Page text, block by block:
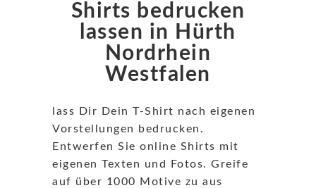
Shirts bedrucken
lassen in Hürth
Nordrhein
Westfalen
lass Dir Dein T-Shirt nach eigenen
Vorstellungen bedrucken.
Entwerfen Sie online Shirts mit
eigenen Texten und Fotos. Greife
auf über 1000 Motive zu aus